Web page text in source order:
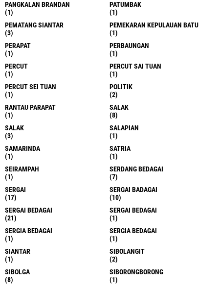
PANGKALAN BRANDAN
(1)
PATUMBAK
(1)
PEMATANG SIANTAR
(3)
PEMEKARAN KEPULAUAN BATU
(1)
PERAPAT
(1)
PERBAUNGAN
(1)
PERCUT
(1)
PERCUT SAI TUAN
(1)
PERCUT SEI TUAN
(1)
POLITIK
(2)
RANTAU PARAPAT
(1)
SALAK
(8)
SALAK
(3)
SALAPIAN
(1)
SAMARINDA
(1)
SATRIA
(1)
SEIRAMPAH
(1)
SERDANG BEDAGAI
(7)
SERGAI
(17)
SERGAI BADAGAI
(10)
SERGAI BEDAGAI
(21)
SERGAI BEDAGAI
(1)
SERGIA BEDAGAI
(1)
SERGIA BEDAGAI
(1)
SIANTAR
(1)
SIBOLANGIT
(2)
SIBOLGA
(8)
SIBORONGBORONG
(1)